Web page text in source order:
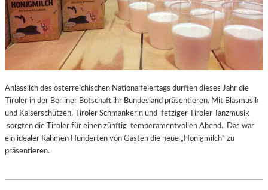
Anlässlich des österreichischen Nationalfeiertags durften dieses Jahr die
Tiroler in der Berliner Botschaft ihr Bundesland präsentieren. Mit Blasmusik
und Kaiserschützen, Tiroler Schmankerln und fetziger Tiroler Tanzmusik
sorgten die Tiroler für einen zünftig temperamentvollen Abend. Das war
ein idealer Rahmen Hunderten von Gästen die neue „Honigmilch“ zu
präsentieren.